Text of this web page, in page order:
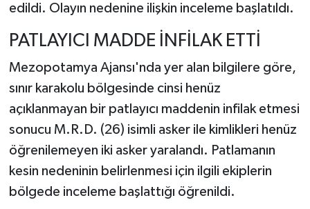
edildi. Olayın nedenine ilişkin inceleme başlatıldı.
PATLAYICI MADDE İNFİLAK ETTİ
Mezopotamya Ajansı'nda yer alan bilgilere göre,
sınır karakolu bölgesinde cinsi henüz
açıklanmayan bir patlayıcı maddenin infilak etmesi
sonucu M.R.D. (26) isimli asker ile kimlikleri henüz
öğrenilemeyen iki asker yaralandı. Patlamanın
kesin nedeninin belirlenmesi için ilgili ekiplerin
bölgede inceleme başlattığı öğrenildi.